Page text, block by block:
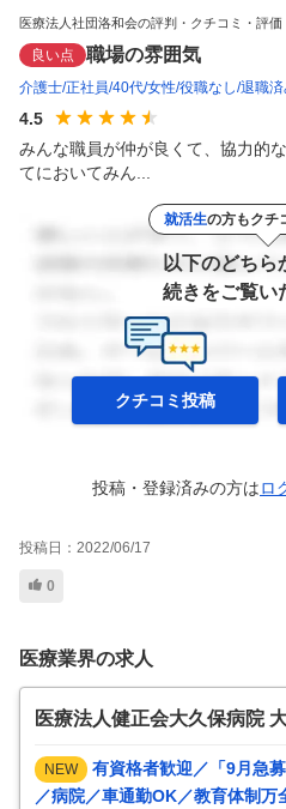
医療法人社団洛和会の評判・クチコミ・評価
良い点 職場の雰囲気
介護士 正社員 40代 女性 役職なし 退職
4.5
みんな職員が仲が良くて、協力的
てにおいてみん...
就活生の方もクチ
以下のどちら
続きをご覧い
クチコミ投稿
投稿・登録済みの方はロ
投稿日： 2022/06/17
0
医療業界の求人
医療法人健正会大久保病院
NEW
有資格者歓迎／「9月急
／病院／車通勤OK／教育体制万